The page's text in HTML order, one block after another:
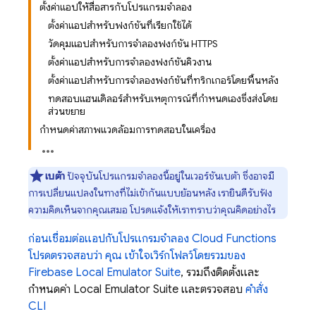
ตั้งค่าแอปให้สื่อสารกับโปรแกรมจำลอง
ตั้งค่าแอปสำหรับฟังก์ชันที่เรียกใช้ได้
วัดคุมแอปสำหรับการจำลองฟังก์ชัน HTTPS
ตั้งค่าแอปสำหรับการจำลองฟังก์ชันคิวงาน
ตั้งค่าแอปสำหรับการจำลองฟังก์ชันที่ทริกเกอร์โดยพื้นหลัง
ทดสอบแฮนเดิลอร์สำหรับเหตุการณ์ที่กำหนดเองซึ่งส่งโดย
ส่วนขยาย
กำหนดค่าสภาพแวดล้อมการทดสอบในเครื่อง
เบต้า ปัจจุบันโปรแกรมจำลองนี้อยู่ในเวอร์ชันเบต้า ซึ่งอาจมี
การเปลี่ยนแปลงในทางที่ไม่เข้ากันแบบย้อนหลัง เรายินดีรับฟัง
ความคิดเห็นจากคุณเสมอ โปรดแจ้งให้เราทราบว่าคุณคิดอย่างไร
ก่อนเชื่อมต่อแอปกับโปรแกรมจำลอง Cloud Functions
โปรดตรวจสอบว่า คุณ เข้าใจเวิร์กโฟลว์โดยรวมของ
Firebase Local Emulator Suite, รวมถึงติดตั้งและ
กำหนดค่า Local Emulator Suite และตรวจสอบ คำสั่ง
CLI